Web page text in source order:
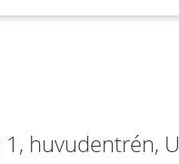
huvudentrén,